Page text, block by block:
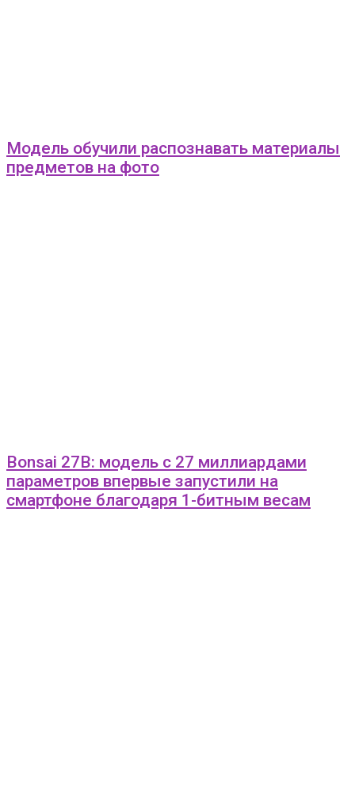
Модель обучили распознавать материалы
предметов на фото
Bonsai 27B: модель с 27 миллиардами
параметров впервые запустили на
смартфоне благодаря 1-битным весам